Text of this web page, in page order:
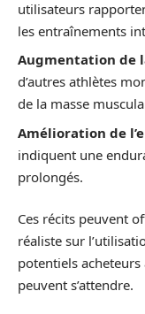
utilisateurs
les entraînements
Augmentation de
d’autres athlètes
de la masse
Amélioration de
indiquent une
prolongés.
Ces récits peuvent
réaliste sur
potentiels
peuvent s’attendre.